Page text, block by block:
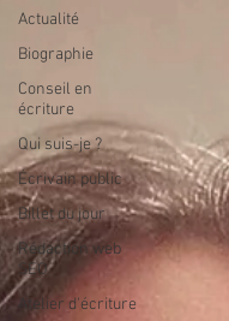
Actualité
Biographie
Conseil en
écriture
Qui suis-je ?
Écrivain public
Billet du jour
Rédaction web
SEO
Atelier d'écriture